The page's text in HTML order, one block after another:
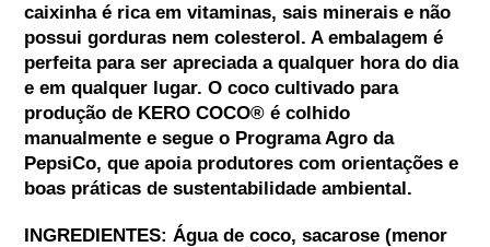
caixinha é rica em vitaminas, sais minerais e não
possui gorduras nem colesterol. A embalagem é
perfeita para ser apreciada a qualquer hora do dia
e em qualquer lugar. O coco cultivado para
produção de KERO COCO® é colhido
manualmente e segue o Programa Agro da
PepsiCo, que apoia produtores com orientações e
boas práticas de sustentabilidade ambiental.
INGREDIENTES: Água de coco, sacarose (menor